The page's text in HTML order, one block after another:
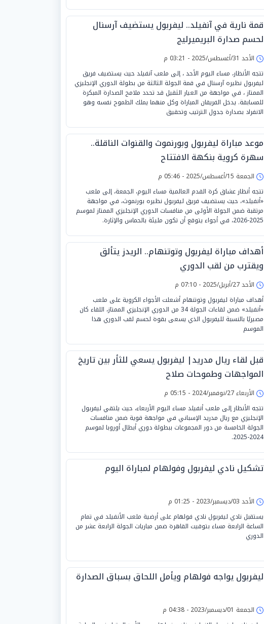
قمة نارية في آنفيلد.. ليفربول يستضيف آرسنال
لحسم صدارة البريميرليج
الأحد 31/أغسطس/2025 - 03:21 م
تتجه الأنظار، مساء اليوم الأحد ، إلى ملعب آنفيلد حيث يستضيف فريق
ليفربول نظيره آرسنال في قمة الجولة الثالثة من بطولة الدوري الإنجليزي
الممتاز ، في مواجهة من العيار الثقيل قد تحدد ملامح الصدارة المبكرة
للمسابقة. يدخل الفريقان المباراة وكل منهما يملك الطموح نفسه وهو
الانفراد بصدارة جدول الترتيب وتحقيق
موعد مباراة ليفربول وبورنموث والقنوات الناقلة..
سهرة كروية بنكهة الافتتاح
الجمعة 15/أغسطس/2025 - 05:46 م
تتجه أنظار عشاق كرة القدم العالمية مساء اليوم، الجمعة، إلى ملعب
«أنفيلد»، حيث يستضيف فريق ليفربول نظيره بورنموث، في مواجهة
مرتقبة ضمن الجولة الأولى من منافسات الدوري الإنجليزي الممتاز لموسم
2025-2026، في أجواء يتوقع أن تكون مليئة بالحماس والإثارة.
أهداف مباراة ليفربول وتوتنهام.. الريدز يتألق
ويقترب من لقب الدوري
الأحد 27/أبريل/2025 - 07:10 م
أهداف مباراة ليفربول وتوتنهام أشعلت الأجواء الكروية على ملعب
«أنفيلد» ضمن لقاءات الجولة 34 من الدوري الإنجليزي الممتاز، اللقاء كان
مصيريًا بالنسبة لليفربول الذي يسعى بقوة لحسم لقب الدوري هذا
الموسم
قبل لقاء ريال مدريد| ليفربول يسعي للثأر بين تاريخ
المواجهات وطموحات صلاح
الأربعاء 27/نوفمبر/2024 - 05:15 م
تتجه الأنظار إلى ملعب أنفيلد مساء اليوم الأربعاء، حيث يلتقي ليفربول
الإنجليزي مع ريال مدريد الإسباني في مواجهة قوية ضمن منافسات
الجولة الخامسة من دور المجموعات ببطولة دوري أبطال أوروبا لموسم
2024-2025.
تشكيل نادي ليفربول وفولهام لمباراة اليوم
الأحد 03/ديسمبر/2023 - 01:25 م
يستقبل نادي ليفربول نادي فولهام على أرضية ملعب الأنفيلد في تمام
الساعة الرابعة مساء بتوقيت القاهرة ضمن مباريات الجولة الرابعة عشر من
الدوري
ليفربول يواجه فولهام ويأمل اللحاق بسباق الصدارة
الجمعة 01/ديسمبر/2023 - 04:38 م